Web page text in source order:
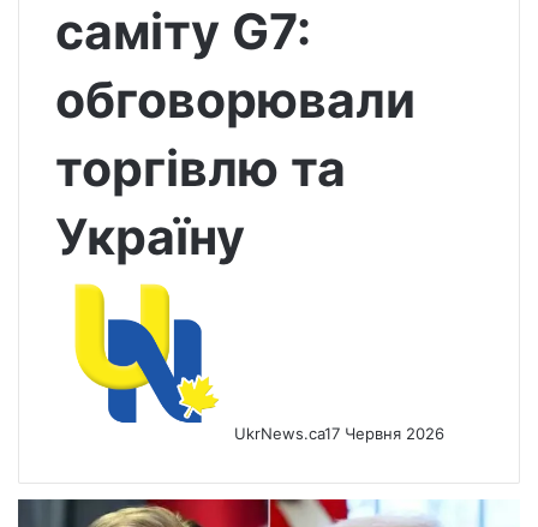
саміту G7:
обговорювали
торгівлю та
Україну
UkrNews.ca17 Червня 2026